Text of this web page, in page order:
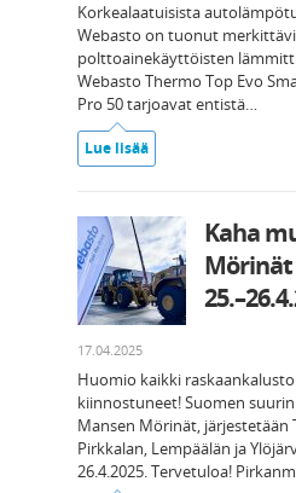
Korkealaatuisista
Webasto on tuonut
polttoainekäyttöisten
Webasto Thermo Top Evo
Pro 50 tarjoavat entistä…
Lue lisää
Kaha
17.04.2025
Huomio kaikki
kiinnostuneet! Suomen
Mansen Mörinät, järjestetään
Pirkkalan, Lempäälän ja
26.4.2025. Tervetuloa!